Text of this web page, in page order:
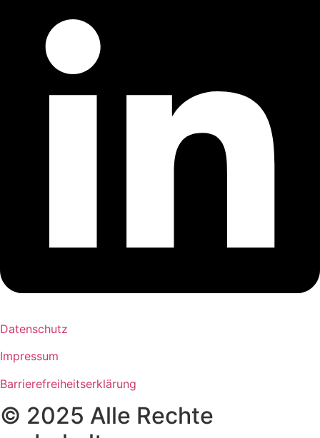
Datenschutz
Impressum
Barrierefreiheitserklärung
© 2025 Alle Rechte